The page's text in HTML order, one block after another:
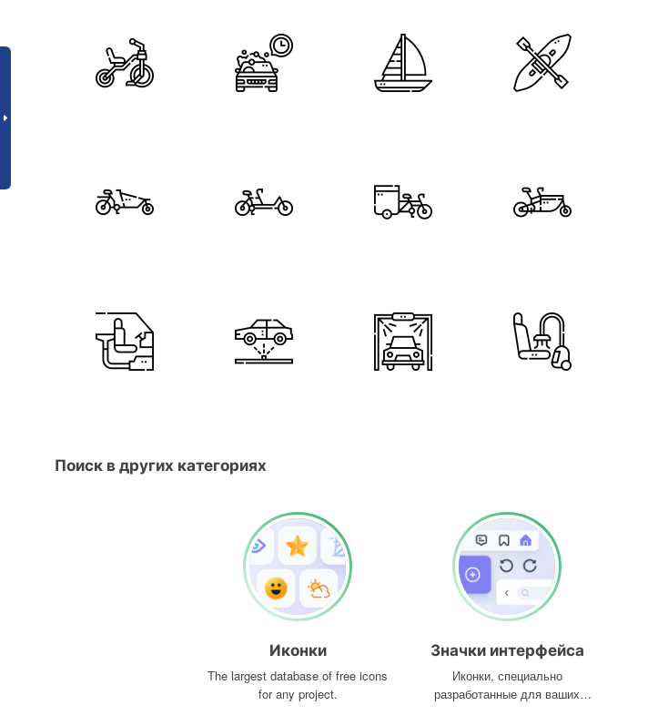
Поиск в других категориях
Иконки
The largest database of free icons
for any project.
Значки интерфейса
Иконки, специально
разработанные для ваших